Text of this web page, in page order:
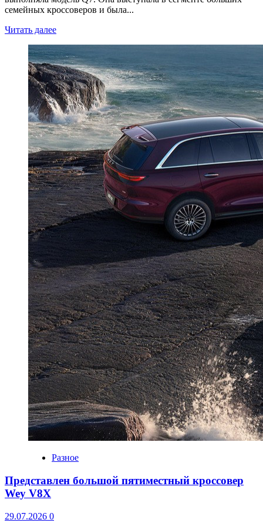
семейных кроссоверов и была...
Читать далее
Разное
Представлен большой пятиместный кроссовер
Wey V8X
29.07.2026 0